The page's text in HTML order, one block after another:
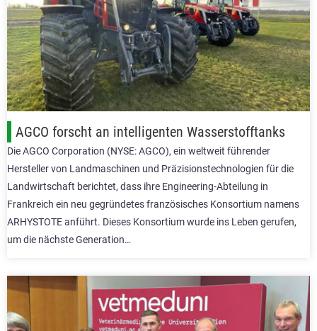
AGCO forscht an intelligenten Wasserstofftanks
Die AGCO Corporation (NYSE: AGCO), ein weltweit führender
Hersteller von Landmaschinen und Präzisionstechnologien für die
Landwirtschaft berichtet, dass ihre Engineering-Abteilung in
Frankreich ein neu gegründetes französisches Konsortium namens
ARHYSTOTE anführt. Dieses Konsortium wurde ins Leben gerufen,
um die nächste Generation…